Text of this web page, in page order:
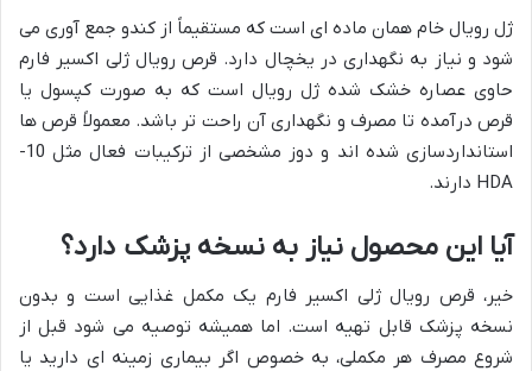
ژل رویال خام همان ماده ای است که مستقیماً از کندو جمع آوری می
شود و نیاز به نگهداری در یخچال دارد. قرص رویال ژلی اکسیر فارم
حاوی عصاره خشک شده ژل رویال است که به صورت کپسول یا
قرص درآمده تا مصرف و نگهداری آن راحت تر باشد. معمولاً قرص ها
استانداردسازی شده اند و دوز مشخصی از ترکیبات فعال مثل 10-
HDA دارند.
آیا این محصول نیاز به نسخه پزشک دارد؟
خیر، قرص رویال ژلی اکسیر فارم یک مکمل غذایی است و بدون
نسخه پزشک قابل تهیه است. اما همیشه توصیه می شود قبل از
شروع مصرف هر مکملی، به خصوص اگر بیماری زمینه ای دارید یا